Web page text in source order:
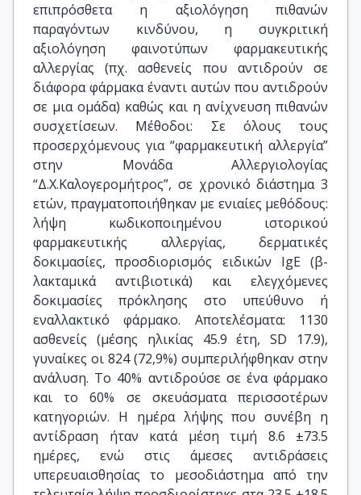
επιπρόσθετα η αξιολόγηση πιθανών
παραγόντων κινδύνου, η συγκριτική
αξιολόγηση φαινοτύπων φαρμακευτικής
αλλεργίας (πχ. ασθενείς που αντιδρούν σε
διάφορα φάρμακα έναντι αυτών που αντιδρούν
σε μια ομάδα) καθώς και η ανίχνευση πιθανών
συσχετίσεων. Μέθοδοι: Σε όλους τους
προσερχόμενους για “φαρμακευτική αλλεργία”
στην Μονάδα Αλλεργιολογίας
“Δ.Χ.Καλογερομήτρος”, σε χρονικό διάστημα 3
ετών, πραγματοποιήθηκαν με ενιαίες μεθόδους:
λήψη κωδικοποιημένου ιστορικού
φαρμακευτικής αλλεργίας, δερματικές
δοκιμασίες, προσδιορισμός ειδικών IgE (β-
λακταμικά αντιβιοτικά) και ελεγχόμενες
δοκιμασίες πρόκλησης στο υπεύθυνο ή
εναλλακτικό φάρμακο. Αποτελέσματα: 1130
ασθενείς (μέσης ηλικίας 45.9 έτη, SD 17.9),
γυναίκες οι 824 (72,9%) συμπεριλήφθηκαν στην
ανάλυση. Το 40% αντιδρούσε σε ένα φάρμακο
και το 60% σε σκευάσματα περισσοτέρων
κατηγοριών. Η ημέρα λήψης που συνέβη η
αντίδραση ήταν κατά μέση τιμή 8.6 ±73.5
ημέρες, ενώ στις άμεσες αντιδράσεις
υπερευαισθησίας το μεσοδιάστημα από την